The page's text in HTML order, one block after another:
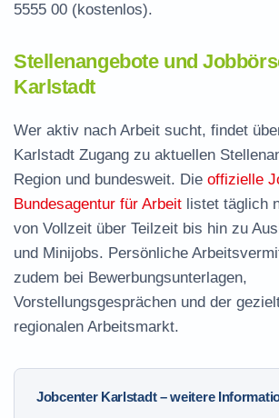
5555 00 (kostenlos).
Stellenangebote und
Karlstadt
Wer aktiv nach Arbeit sucht, findet
Karlstadt Zugang zu aktuellen
Region und bundesweit. Die offizielle
Bundesagentur für Arbeit listet täglich
von Vollzeit über Teilzeit bis hin zu
und Minijobs. Persönliche
zudem bei Bewerbungsunterlagen,
Vorstellungsgesprächen und der
regionalen Arbeitsmarkt.
Jobcenter Karlstadt – weitere